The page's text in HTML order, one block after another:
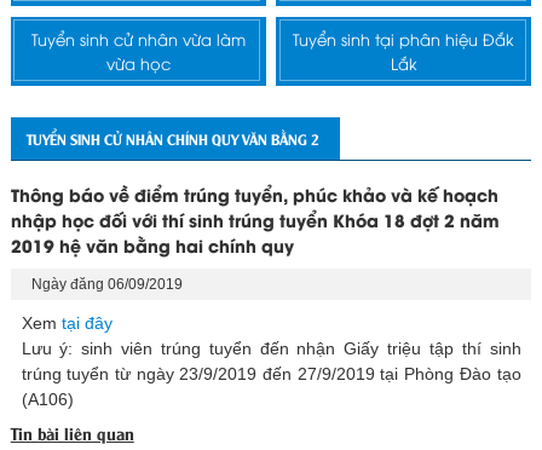
Tuyển sinh cử nhân vừa làm
vừa học
Tuyển sinh tại phân hiệu Đắk
Lắk
TUYỂN SINH CỬ NHÂN CHÍNH QUY VĂN BẰNG 2
Thông báo về điểm trúng tuyển, phúc khảo và kế hoạch
nhập học đối với thí sinh trúng tuyển Khóa 18 đợt 2 năm
2019 hệ văn bằng hai chính quy
Ngày đăng 06/09/2019
Xem tại đây
Lưu ý: sinh viên trúng tuyển đến nhận Giấy triệu tập thí sinh
trúng tuyển từ ngày 23/9/2019 đến 27/9/2019 tại Phòng Đào tạo
(A106)
Tin bài liên quan